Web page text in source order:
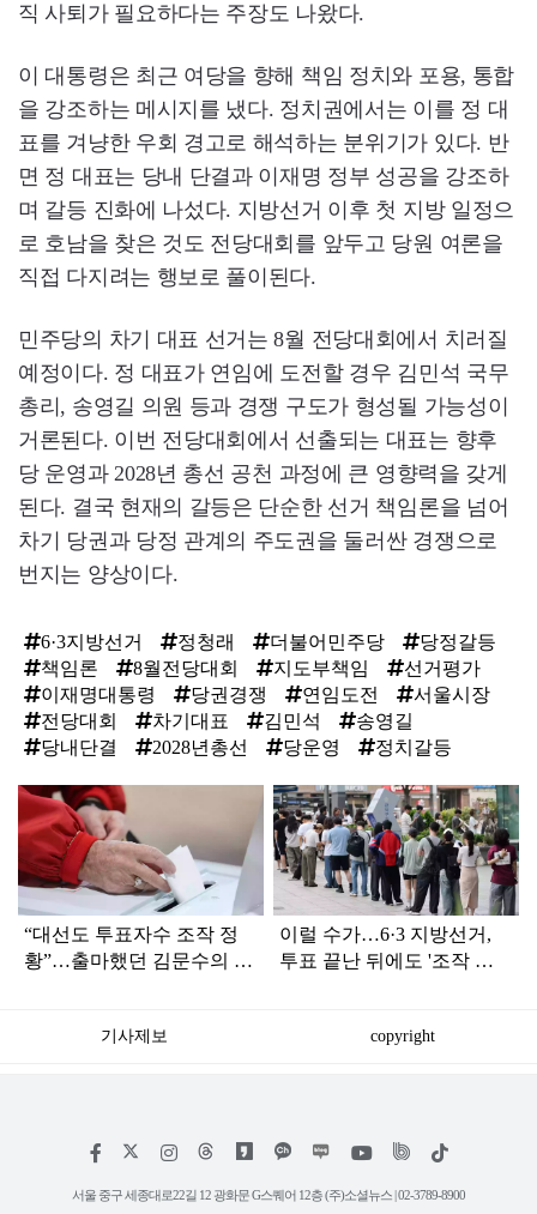
직 사퇴가 필요하다는 주장도 나왔다.
이 대통령은 최근 여당을 향해 책임 정치와 포용, 통합
을 강조하는 메시지를 냈다. 정치권에서는 이를 정 대
표를 겨냥한 우회 경고로 해석하는 분위기가 있다. 반
면 정 대표는 당내 단결과 이재명 정부 성공을 강조하
며 갈등 진화에 나섰다. 지방선거 이후 첫 지방 일정으
로 호남을 찾은 것도 전당대회를 앞두고 당원 여론을
직접 다지려는 행보로 풀이된다.
민주당의 차기 대표 선거는 8월 전당대회에서 치러질
예정이다. 정 대표가 연임에 도전할 경우 김민석 국무
총리, 송영길 의원 등과 경쟁 구도가 형성될 가능성이
거론된다. 이번 전당대회에서 선출되는 대표는 향후
당 운영과 2028년 총선 공천 과정에 큰 영향력을 갖게
된다. 결국 현재의 갈등은 단순한 선거 책임론을 넘어
차기 당권과 당정 관계의 주도권을 둘러싼 경쟁으로
번지는 양상이다.
6·3지방선거 정청래 더불어민주당
당정갈등
책임론
8월전당대회 지도부책임
선거평가
이재명대통령
당권경쟁 연임도전
서울시장
전당대회
차기대표 김민석
송영길
당내단결
2028년총선 당운영 정치갈등
탑
라
인
“대선도 투표자수 조작 정
황”…출마했던 김문수의 반
이럴 수가…6·3 지방선거,
투표 끝난 뒤에도 '조작 정
기사제보 copyright
페
스
북
인
타
그
위
트
리
틱
서울 중구 세종대로22길 12 광화문 G스퀘어 12층 (주)소셜뉴스 | 02-3789-8900